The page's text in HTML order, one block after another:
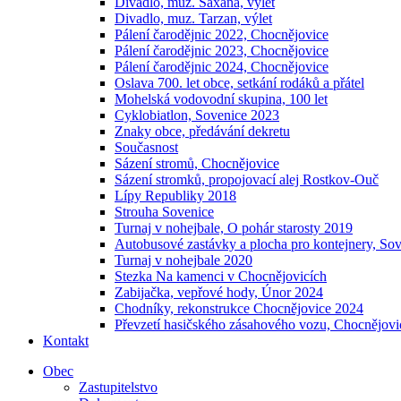
Divadlo, muz. Tarzan, výlet
Pálení čarodějnic 2022, Chocnějovice
Pálení čarodějnic 2023, Chocnějovice
Pálení čarodějnic 2024, Chocnějovice
Oslava 700. let obce, setkání rodáků a přátel
Mohelská vodovodní skupina, 100 let
Cyklobiatlon, Sovenice 2023
Znaky obce, předávání dekretu
Současnost
Sázení stromů, Chocnějovice
Sázení stromků, propojovací alej Rostkov-Ouč
Lípy Republiky 2018
Strouha Sovenice
Turnaj v nohejbale, O pohár starosty 2019
Autobusové zastávky a plocha pro kontejnery,
Turnaj v nohejbale 2020
Stezka Na kamenci v Chocnějovicích
Zabijačka, vepřové hody, Únor 2024
Chodníky, rekonstrukce Chocnějovice 2024
Převzetí hasičského zásahového vozu,
Kontakt
Obec
Zastupitelstvo